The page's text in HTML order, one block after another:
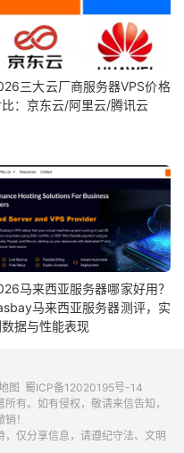
三大云厂商服务器VPS价格
比：京东云/阿里云/腾讯云
马来西亚服务器哪家好用？
马来西亚服务器测评，实
据与性能表现
图 蜀ICP备12020195号-14
有。如有侵权，敬请来信告知，
！
仅分享信息，请遵纪守法、文明